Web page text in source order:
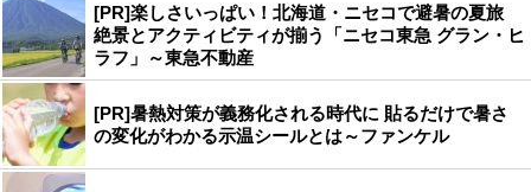
[PR]楽しさいっぱい！北海道・ニセコで避暑の夏旅
絶景とアクティビティが揃う「ニセコ東急 グラン・ヒ
ラフ」～東急不動産
[PR]暑熱対策が義務化される時代に 貼るだけで暑さ
の変化がわかる示温シールとは～ファンケル